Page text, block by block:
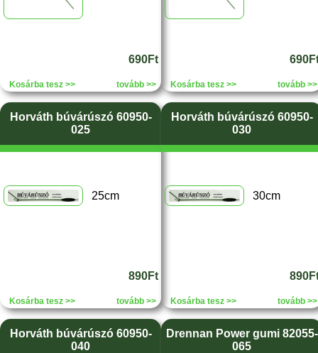
690Ft
Kosárba tesz >> tovább >> Kosárba tesz >> tovább >>
Horváth búvárúszó 60950-
025
25cm
890Ft
Kosárba tesz >> tovább >>
Horváth búvárúszó 60950-
030
30cm
Kosárba tesz >> tovább >>
Horváth búvárúszó 60950-
040
Drennan Power gumi 82055-
065